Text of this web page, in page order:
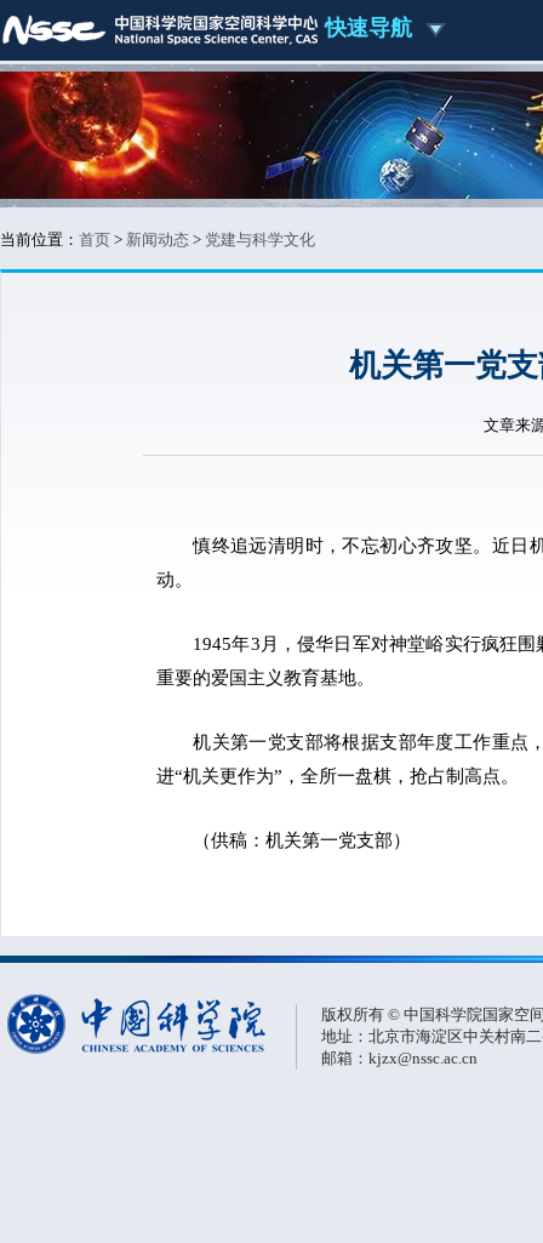
快速导航
当前位置： 首页 > 新闻动态 > 党建与科学文化
机关第一党
文章来
慎终追远清明时，不忘初心齐攻坚。近日
动。
1945年3月，侵华日军对神堂峪实行疯狂
重要的爱国主义教育基地。
机关第一党支部将根据支部年度工作重点
进“机关更作为”，全所一盘棋，抢占制高点。
（供稿：机关第一党支部）
版权所有 © 中国科学院国家空
地址：北京市海淀区中关村南
邮箱：kjzx@nssc.ac.cn